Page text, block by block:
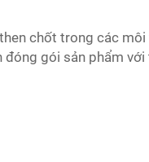
chốt trong các
gói sản phẩm
trực tiếp đến